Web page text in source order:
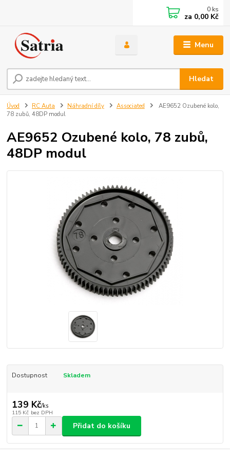
Menu
Hledat
0 ks
za 0,00 Kč
Úvod RC Auta Náhradní díly Associated
AE9652 Ozubené kolo,
78 zubů, 48DP modul
AE9652 Ozubené kolo, 78 zubů,
48DP modul
Dostupnost Skladem
139 Kč/ks
115 Kč bez DPH
Přidat do košíku